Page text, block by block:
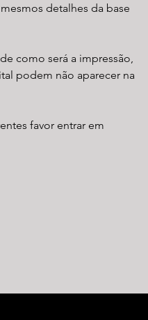
detalhes da base
como será a impressão,
podem não aparecer na
favor entrar em